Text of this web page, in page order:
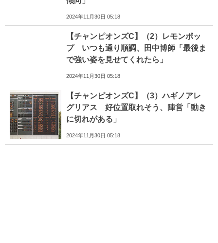
2024年11月30日 05:18
【チャンピオンズC】（2）レモンポッ
プ いつも通り順調、田中博師「最後ま
で強い姿を見せてくれたら」
2024年11月30日 05:18
【チャンピオンズC】（3）ハギノアレ
グリアス 好位置取れそう、陣営「動き
に切れがある」
2024年11月30日 05:18